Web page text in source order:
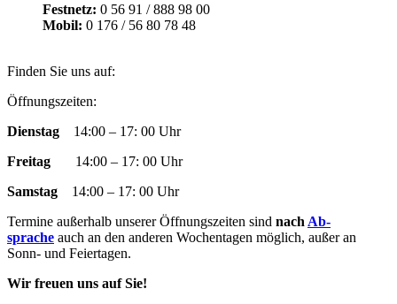
Festnetz: 0 56 91 / 888 98 00
Mobil: 0 176 / 56 80 78 48
Finden Sie uns auf:
Facebook
opens
new
YouTube
opens
new
RSS
opens
new
Instagram
opens
new
E-
page
in
window
Öffnungszeiten:
Dienstag 14:00 – 17: 00 Uhr
Freitag 14:00 – 17: 00 Uhr
Samstag 14:00 – 17: 00 Uhr
Termine außer­halb un­ser­er Öff­nungs­zeit­en sind nach Ab­
sprache auch an den an­der­en Woch­en­tag­en mög­lich, außer an
Sonn- und Fei­­er­­tag­en.
Wir freuen uns auf Sie!